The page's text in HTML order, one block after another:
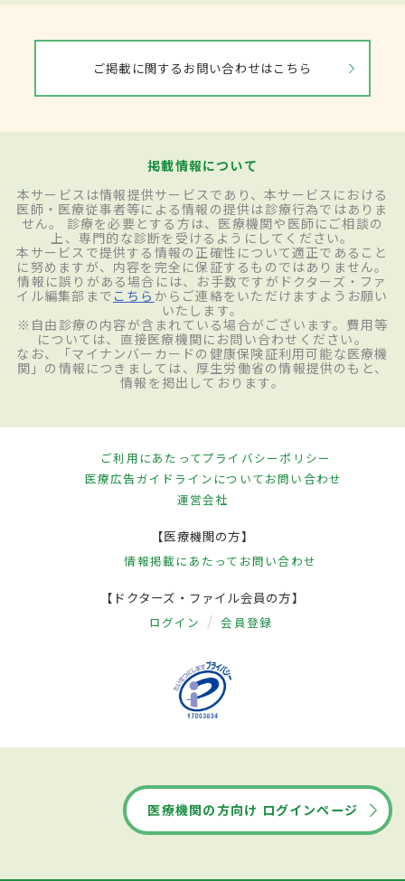
ご掲載に関するお問い合わせはこちら
掲載情報について
本サービスは情報提供サービスであり、本サービスにおける
医師・医療従事者等による情報の提供は診療行為ではありま
せん。 診療を必要とする方は、医療機関や医師にご相談の
上、専門的な診断を受けるようにしてください。
本サービスで提供する情報の正確性について適正であること
に努めますが、内容を完全に保証するものではありません。
情報に誤りがある場合には、お手数ですがドクターズ・ファ
イル編集部まで こちら からご連絡をいただけますようお願い
いたします。
※自由診療の内容が含まれている場合がございます。費用等
については、直接医療機関にお問い合わせください。
なお、「マイナンバーカードの健康保険証利用可能な医療機
関」の情報につきましては、厚生労働省の情報提供のもと、
情報を掲出しております。
ご利用にあたってプライバシーポリシー
医療広告ガイドラインについてお問い合わせ
運営会社
【医療機関の方】
情報掲載にあたって お問い合わせ
【ドクターズ・ファイル会員の方】
ログイン 会員登録
医療機関の方向け ログインページ